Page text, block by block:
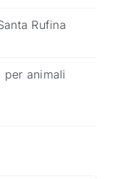
Rufina
animali